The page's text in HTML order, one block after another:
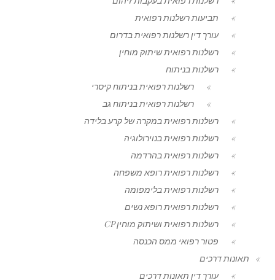
תביעות רשלנות רפואית
עורך דין רשלנות רפואית בדרום
רשלנות רפואית שיתוק מוחין
רשלנות בניתוח
רשלנות רפואית בניתוח קיסרי
רשלנות רפואית בניתוח גב
רשלנות רפואית במקרה של קרע בלידה
רשלנות רפואית בנוירולוגיה
רשלנות רפואית בהרדמה
רשלנות רפואית רופא משפחה
רשלנות רפואית בלימפומה
רשלנות רפואית רופא נשים
רשלנות רפואית ושיתוק מוחין CP
פטור רפואי ממס הכנסה
תאונות דרכים
עורך דין תאונות דרכים